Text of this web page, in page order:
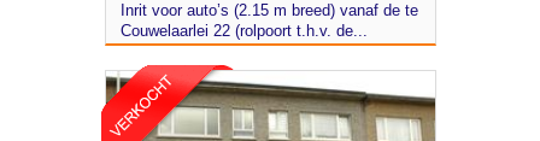
Inrit voor auto’s (2.15 m breed) vanaf de te
Couwelaarlei 22 (rolpoort t.h.v. de...